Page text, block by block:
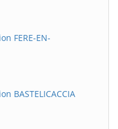
FERE-EN-
BASTELICACCIA